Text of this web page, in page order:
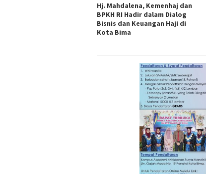
Hj. Mahdalena, Kemenhaj dan
BPKH RI Hadir dalam Dialog
Bisnis dan Keuangan Haji di
Kota Bima